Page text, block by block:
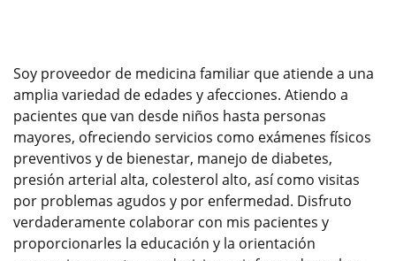
Soy proveedor de medicina familiar que atiende a una
amplia variedad de edades y afecciones. Atiendo a
pacientes que van desde niños hasta personas
mayores, ofreciendo servicios como exámenes físicos
preventivos y de bienestar, manejo de diabetes,
presión arterial alta, colesterol alto, así como visitas
por problemas agudos y por enfermedad. Disfruto
verdaderamente colaborar con mis pacientes y
proporcionarles la educación y la orientación